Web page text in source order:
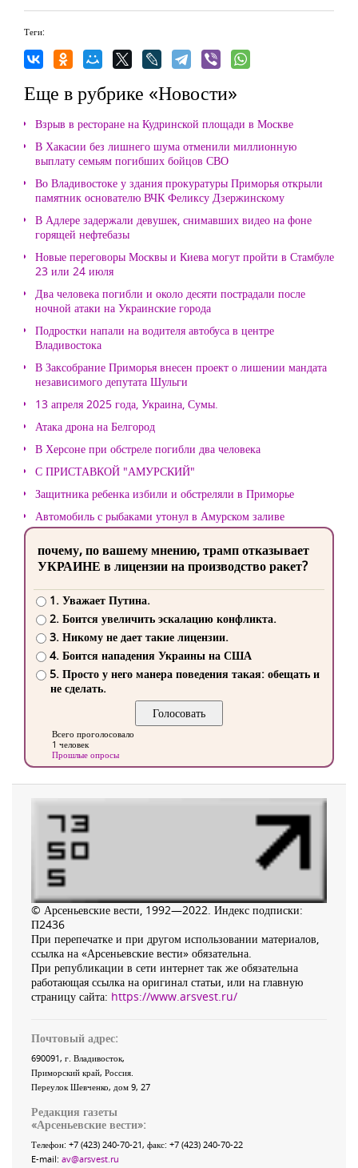
Теги:
Еще в рубрике «Новости»
Взрыв в ресторане на Кудринской площади в Москве
В Хакасии без лишнего шума отменили миллионную
выплату семьям погибших бойцов СВО
Во Владивостоке у здания прокуратуры Приморья открыли
памятник основателю ВЧК Феликсу Дзержинскому
В Адлере задержали девушек, снимавших видео на фоне
горящей нефтебазы
Новые переговоры Москвы и Киева могут пройти в Стамбуле
23 или 24 июля
Два человека погибли и около десяти пострадали после
ночной атаки на Украинские города
Подростки напали на водителя автобуса в центре
Владивостока
В Заксобрание Приморья внесен проект о лишении мандата
независимого депутата Шульги
13 апреля 2025 года, Украина, Сумы.
Атака дрона на Белгород
В Херсоне при обстреле погибли два человека
С ПРИСТАВКОЙ "АМУРСКИЙ"
Защитника ребенка избили и обстреляли в Приморье
Автомобиль с рыбаками утонул в Амурском заливе
почему, по вашему мнению, трамп отказывает
УКРАИНЕ в лицензии на производство ракет?
1. Уважает Путина.
2. Боится увеличить эскалацию конфликта.
3. Никому не дает такие лицензии.
4. Боится нападения Украины на США
5. Просто у него манера поведения такая: обещать и
не сделать.
Всего проголосовало
1 человек
Прошлые опросы
© Арсеньевские вести, 1992—2022. Индекс подписки:
П2436
При перепечатке и при другом использовании материалов,
ссылка на «Арсеньевские вести» обязательна.
При републикации в сети интернет так же обязательна
работающая ссылка на оригинал статьи, или на главную
страницу сайта: https://www.arsvest.ru/
Почтовый адрес:
690091, г. Владивосток,
Приморский край, Россия
Переулок Шевченко, дом 9, 27
Редакция газеты
«Арсеньевские вести»:
Телефон: +7 (423) 240-70-21, факс: +7 (423) 240-70-22
E-mail: av@arsvest.ru